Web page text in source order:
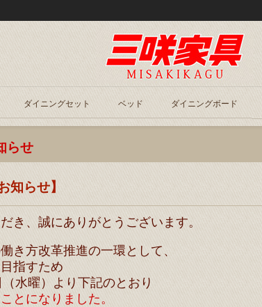
ダイニングセット ベッド ダイニングボード
らせ
知らせ】
き、誠にありがとうございます。
き方改革推進の一環として、
指すため
水曜）より下記のとおり
とになりました。